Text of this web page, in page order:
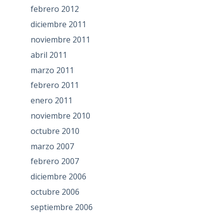
febrero 2012
diciembre 2011
noviembre 2011
abril 2011
marzo 2011
febrero 2011
enero 2011
noviembre 2010
octubre 2010
marzo 2007
febrero 2007
diciembre 2006
octubre 2006
septiembre 2006